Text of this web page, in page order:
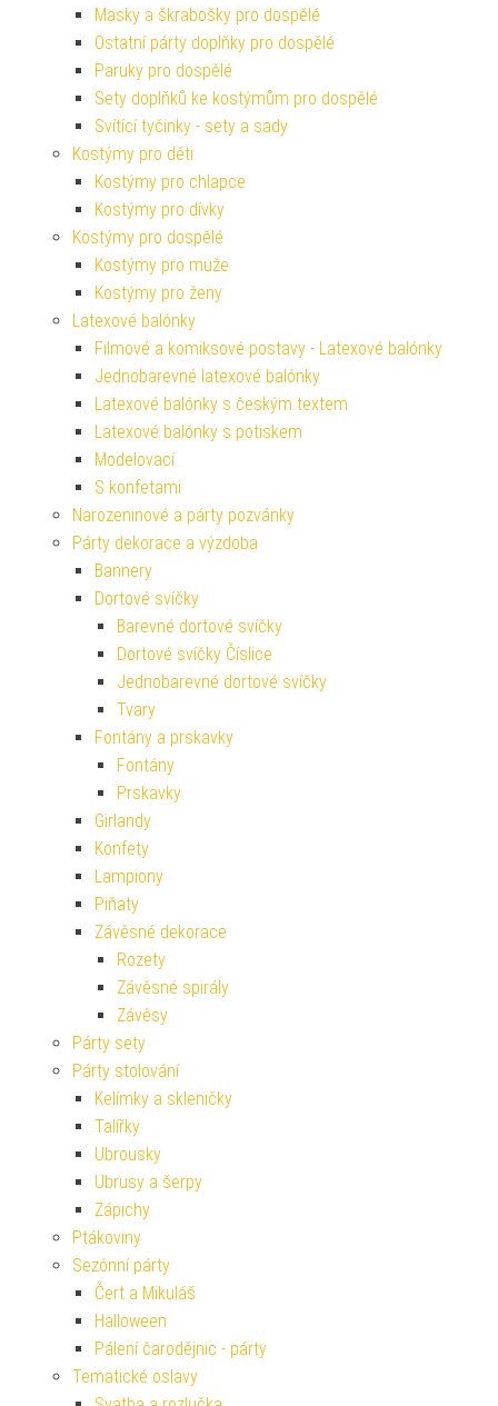
Masky a škrabošky pro dospělé
Ostatní párty doplňky pro dospělé
Paruky pro dospělé
Sety doplňků ke kostýmům pro dospělé
Svítící tyčinky - sety a sady
Kostýmy pro děti
Kostýmy pro chlapce
Kostýmy pro dívky
Kostýmy pro dospělé
Kostýmy pro muže
Kostýmy pro ženy
Latexové balónky
Filmové a komiksové postavy - Latexové balónky
Jednobarevné latexové balónky
Latexové balónky s českým textem
Latexové balónky s potiskem
Modelovací
S konfetami
Narozeninové a párty pozvánky
Párty dekorace a výzdoba
Bannery
Dortové svíčky
Barevné dortové svíčky
Dortové svíčky Číslice
Jednobarevné dortové svíčky
Tvary
Fontány a prskavky
Fontány
Prskavky
Girlandy
Konfety
Lampiony
Piňaty
Závěsné dekorace
Rozety
Závěsné spirály
Závěsy
Párty sety
Párty stolování
Kelímky a skleničky
Talířky
Ubrousky
Ubrusy a šerpy
Zápichy
Ptákoviny
Sezónní párty
Čert a Mikuláš
Halloween
Pálení čarodějnic - párty
Tematické oslavy